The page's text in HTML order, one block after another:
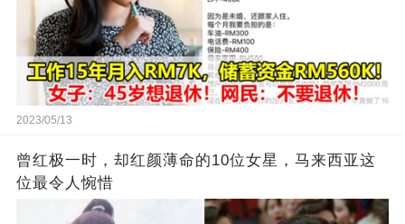
2023/05/13
曾红极一时，却红颜薄命的10位女星，马来西亚这
位最令人惋惜